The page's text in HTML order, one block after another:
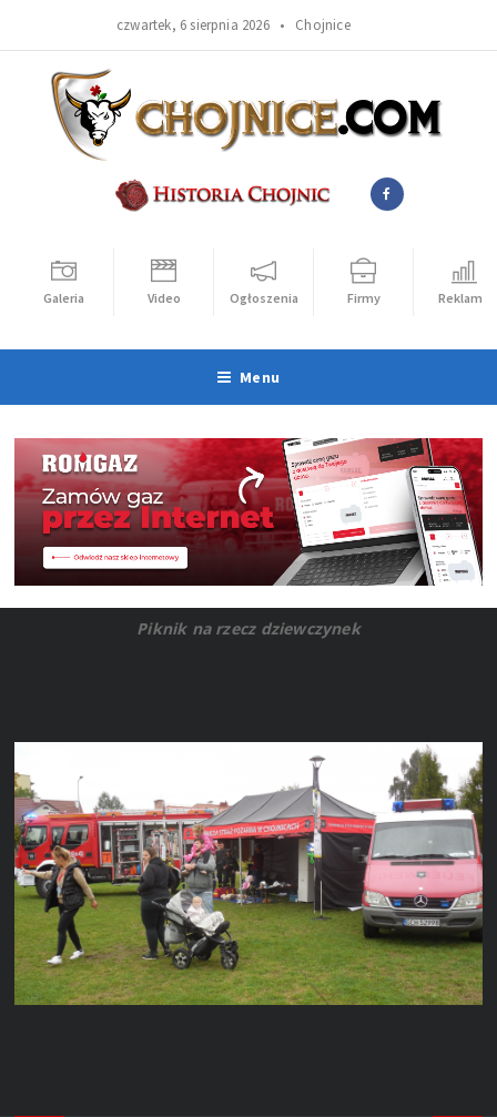
czwartek, 6 sierpnia 2026 • Chojnice
Galeria Video Ogłoszenia Firmy Reklama
Menu
Piknik na rzecz dziewczynek